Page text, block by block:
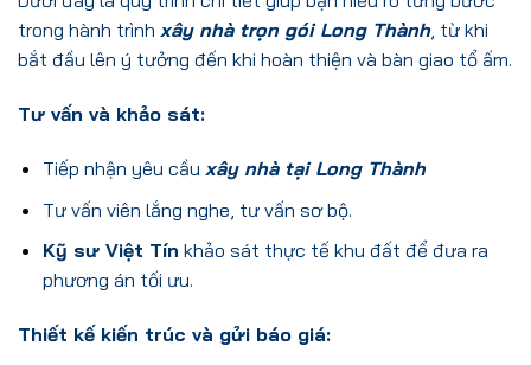
trong hành trình xây nhà trọn gói Long Thành, từ khi
bắt đầu lên ý tưởng đến khi hoàn thiện và bàn giao tổ ấm.
Tư vấn và khảo sát:
Tiếp nhận yêu cầu xây nhà tại Long Thành
Tư vấn viên lắng nghe, tư vấn sơ bộ.
Kỹ sư Việt Tín khảo sát thực tế khu đất để đưa ra
phương án tối ưu.
Thiết kế kiến trúc và gửi báo giá: